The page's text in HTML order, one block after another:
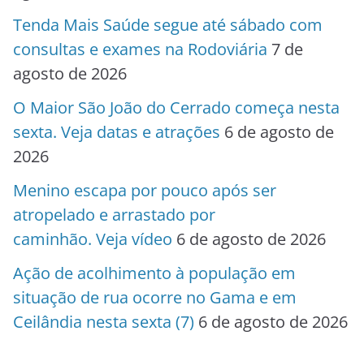
Tenda Mais Saúde segue até sábado com
consultas e exames na Rodoviária 7 de
agosto de 2026
O Maior São João do Cerrado começa nesta
sexta. Veja datas e atrações 6 de agosto de
2026
Menino escapa por pouco após ser
atropelado e arrastado por
caminhão. Veja vídeo 6 de agosto de 2026
Ação de acolhimento à população em
situação de rua ocorre no Gama e em
Ceilândia nesta sexta (7) 6 de agosto de 2026